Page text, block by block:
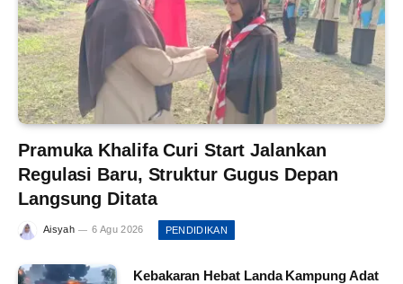
Pramuka Khalifa Curi Start Jalankan
Regulasi Baru, Struktur Gugus Depan
Langsung Ditata
Aisyah 6 Agu 2026 PENDIDIKAN
Kebakaran Hebat Landa Kampung Adat